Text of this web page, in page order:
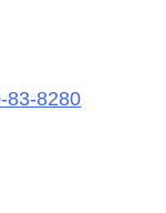
83-8280